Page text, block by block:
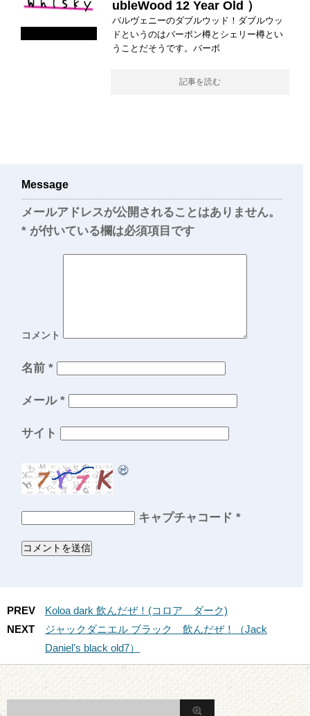
ubleWood 12 Year Old ）
バルヴェニーのダブルウッド！ダブルウッ
ドというのはバーボン樽とシェリー樽とい
うことだそうです。バーボ
記事を読む
Message
メールアドレスが公開されることはありません。
* が付いている欄は必須項目です
コメント
名前 *
メール *
サイト
キャプチャコード *
PREV
Koloa dark 飲んだぜ！(コロア ダーク)
NEXT
ジャックダニエル ブラック 飲んだぜ！（Jack
Daniel's black old7）